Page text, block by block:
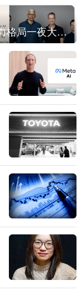
谷歌AI权力格局一夜大洗牌